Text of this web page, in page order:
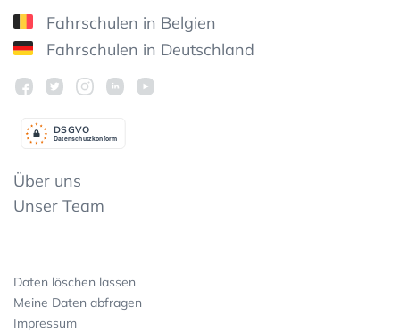
Fahrschulen in Belgien
Fahrschulen in Deutschland
Datenschutzkonform
DSGVO
Über uns
Unser Team
Daten löschen lassen
Meine Daten abfragen
Impressum